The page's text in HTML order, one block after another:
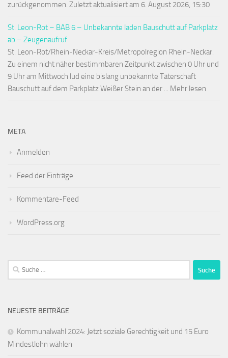
zurückgenommen. Zuletzt aktualisiert am 6. August 2026, 15:30
St. Leon-Rot – BAB 6 – Unbekannte laden Bauschutt auf Parkplatz
ab – Zeugenaufruf
St. Leon-Rot/Rhein-Neckar-Kreis/Metropolregion Rhein-Neckar.
Zu einem nicht näher bestimmbaren Zeitpunkt zwischen 0 Uhr und
9 Uhr am Mittwoch lud eine bislang unbekannte Täterschaft
Bauschutt auf dem Parkplatz Weißer Stein an der ... Mehr lesen
META
Anmelden
Feed der Einträge
Kommentare-Feed
WordPress.org
Suche
nach:
NEUESTE BEITRÄGE
Kommunalwahl 2024: Jetzt soziale Gerechtigkeit und 15 Euro
Mindestlohn wählen